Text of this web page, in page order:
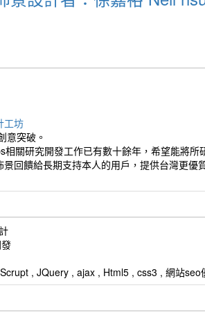
工坊
意突破。
相關研究開發工作已有數十餘年，希望能將所
回饋給長期支持本人的用戶，提供台灣更優
, JQuery , ajax , Html5 , css3 , 網站seo